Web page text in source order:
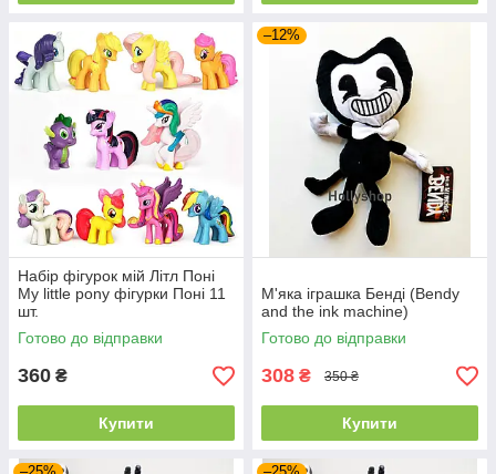
Набір фігурок мій Літл Поні
My little pony фігурки Поні 11
шт.
Готово до відправки
360 ₴
Купити
–12%
М'яка іграшка Бенді (Bendy
and the ink machine)
Готово до відправки
308 ₴ 350 ₴
Купити